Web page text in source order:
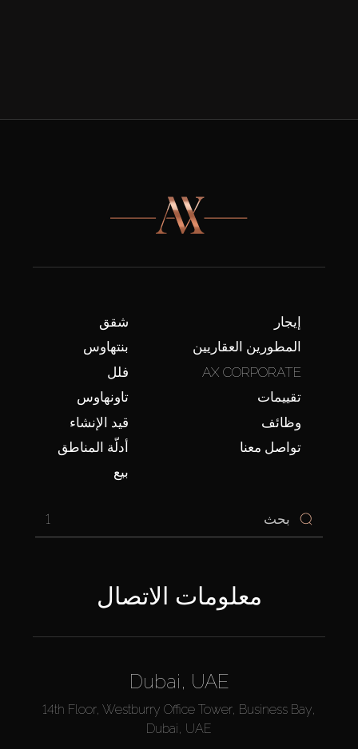
شقق
بنتهاوس
فلل
تاونهاوس
قيد الإنشاء
أدلّة المناطق
بيع
إيجار
المطورين العقاريين
AX CORPORATE
تقييمات
وظائف
تواصل معنا
1
معلومات الاتصال
Dubai, UAE
14th Floor, Westburry Office Tower, Business Bay,
Dubai, UAE